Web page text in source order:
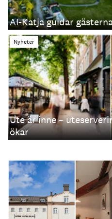
AI-Katja guidar
Nyheter
Ute är inne –
ökar